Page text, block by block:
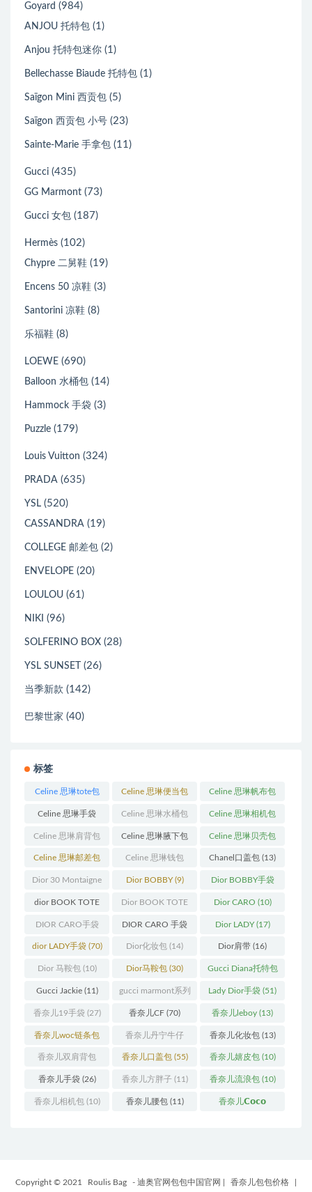
Goyard (984)
ANJOU 托特包 (1)
Anjou 托特包迷你 (1)
Bellechasse Biaude 托特包 (1)
Saïgon Mini 西贡包 (5)
Saïgon 西贡包 小号 (23)
Sainte-Marie 手拿包 (11)
Gucci (435)
GG Marmont (73)
Gucci 女包 (187)
Hermès (102)
Chypre 二舅鞋 (19)
Encens 50 凉鞋 (3)
Santorini 凉鞋 (8)
乐福鞋 (8)
LOEWE (690)
Balloon 水桶包 (14)
Hammock 手袋 (3)
Puzzle (179)
Louis Vuitton (324)
PRADA (635)
YSL (520)
CASSANDRA (19)
COLLEGE 邮差包 (2)
ENVELOPE (20)
LOULOU (61)
NIKI (96)
SOLFERINO BOX (28)
YSL SUNSET (26)
当季新款 (142)
巴黎世家 (40)
标签
Celine 思琳tote包
(23)
Celine 思琳便当包
(14)
Celine 思琳帆布包
(18)
Celine 思琳手袋
(250)
Celine 思琳水桶包
(55)
Celine 思琳相机包
(11)
Celine 思琳肩背包
(12)
Celine 思琳腋下包
(10)
Celine 思琳贝壳包
(12)
Celine 思琳邮差包
(13)
Celine 思琳钱包
(10)
Chanel口盖包 (13)
Dior 30 Montaigne
蒙田(31)
Dior BOBBY(9) Dior BOBBY手袋
(26)
dior BOOK TOTE
(12)
Dior BOOK TOTE
手袋(163)
Dior CARO (10)
DIOR CARO手袋
(11)
DIOR CARO 手袋
(31)
Dior LADY(17)
dior LADY手袋(70) Dior化妆包 (14) Dior肩带 (16)
Dior 马鞍包(10) Dior马鞍包 (30) Gucci Diana托特包
(11)
Gucci Jackie(11) gucci marmont系列
(19)
Lady Dior手袋 (51)
香奈儿19手袋 (27) 香奈儿CF (70) 香奈儿leboy (13)
香奈儿woc链条包
(11)
香奈儿丹宁牛仔
(12)
香奈儿化妆包(13)
香奈儿双肩背包
(13)
香奈儿口盖包(55) 香奈儿嬉皮包(10)
香奈儿手袋(26) 香奈儿方胖子(11) 香奈儿流浪包(10)
香奈儿相机包(10) 香奈儿腰包(11) 香奈儿𝗖𝗼𝗰𝗼
Copyright © 2021 Roulis Bag - 迪奥官网包包中国官网 香奈儿包包价格